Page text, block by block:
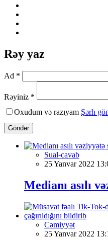
Rəy yaz
Ad *
Rəyiniz *
Oxudum və razıyam Şərh
Göndər
Sual-cavab
25 Yanvar 2022
Medianı asılı
Cəmiyyət
25 Yanvar 2022